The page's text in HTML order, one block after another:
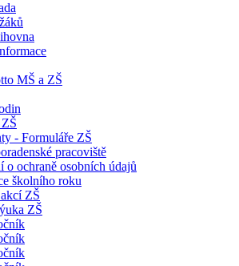
MŠ a ZŠ
- Formuláře ZŠ
pracoviště
o ochraně osobních údajů
školního roku
ZŠ
ZŠ